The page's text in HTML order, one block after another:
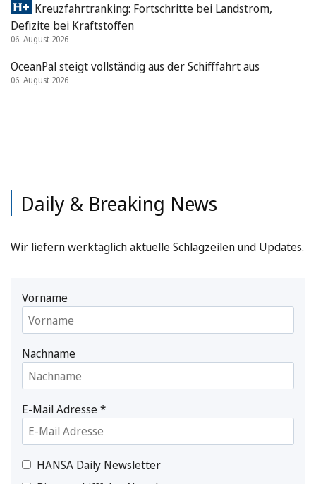
Kreuzfahrtranking: Fortschritte bei Landstrom,
Defizite bei Kraftstoffen
06. August 2026
OceanPal steigt vollständig aus der Schifffahrt aus
06. August 2026
Daily & Breaking News
Wir liefern werktäglich aktuelle Schlagzeilen und Updates.
Vorname
Nachname
E-Mail Adresse*
HANSA Daily Newsletter